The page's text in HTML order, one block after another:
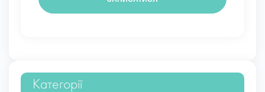
Категорії